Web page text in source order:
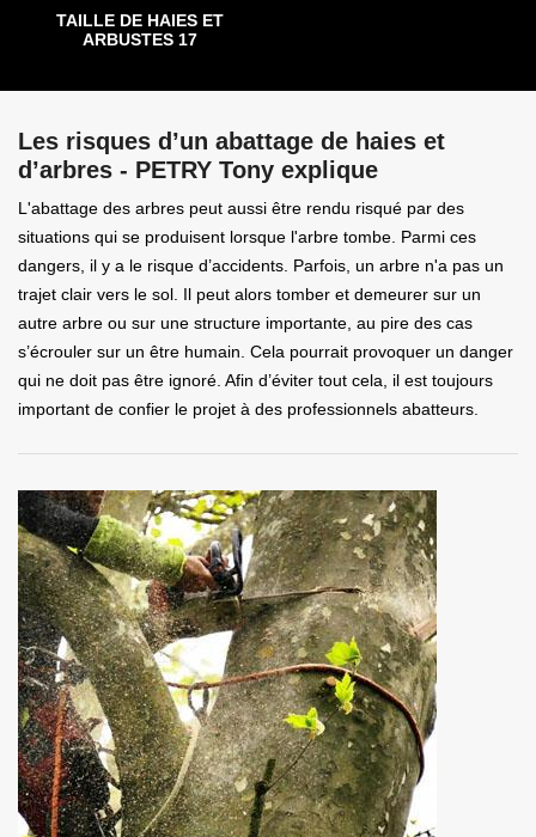
TAILLE DE HAIES ET
ARBUSTES 17
Les risques d’un abattage de haies et
d’arbres - PETRY Tony explique
L'abattage des arbres peut aussi être rendu risqué par des
situations qui se produisent lorsque l'arbre tombe. Parmi ces
dangers, il y a le risque d’accidents. Parfois, un arbre n'a pas un
trajet clair vers le sol. Il peut alors tomber et demeurer sur un
autre arbre ou sur une structure importante, au pire des cas
s’écrouler sur un être humain. Cela pourrait provoquer un danger
qui ne doit pas être ignoré. Afin d’éviter tout cela, il est toujours
important de confier le projet à des professionnels abatteurs.